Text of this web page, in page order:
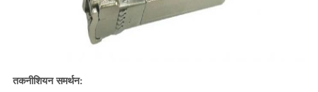
तकनीशियन समर्थन: